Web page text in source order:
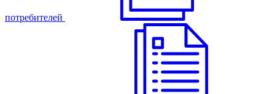
потребителей